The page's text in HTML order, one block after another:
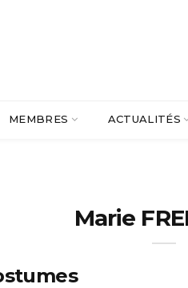
MEMBRES ACTUALITÉS
Marie